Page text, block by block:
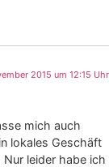
2015 um 12:15 Uhr
mich auch
lokales Geschäft
leider habe ich